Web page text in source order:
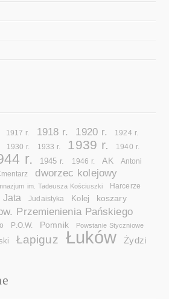
1917 r. 1918 r. 1920 r. 1924 r.
1930 r. 1933 r. 1939 r. 1940 r.
r. 1945 r. 1946 r. AK
Antoni
dworzec kolejowy
im. Tadeusza Kościuszki Harcerze
Jata Judaistyka Kolej koszary
Przemienienia Pańskiego
P.O.W. Pomnik Powstanie Styczniowe
Łapiguz Łuków Żydzi